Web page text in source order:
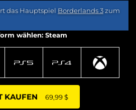
das Hauptspiel Borderlands 3zum
wählen: Steam
KAUFEN 69,99 $